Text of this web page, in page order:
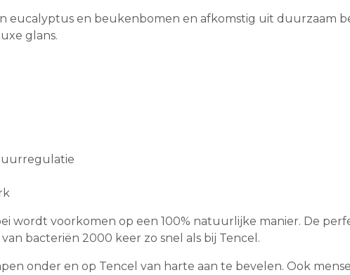
eucalyptus en beukenbomen en afkomstig uit duurzaam
glans.
wordt voorkomen op een 100% natuurlijke manier. De
bacteriën 2000 keer zo snel als bij Tencel.
onder en op Tencel van harte aan te bevelen. Ook